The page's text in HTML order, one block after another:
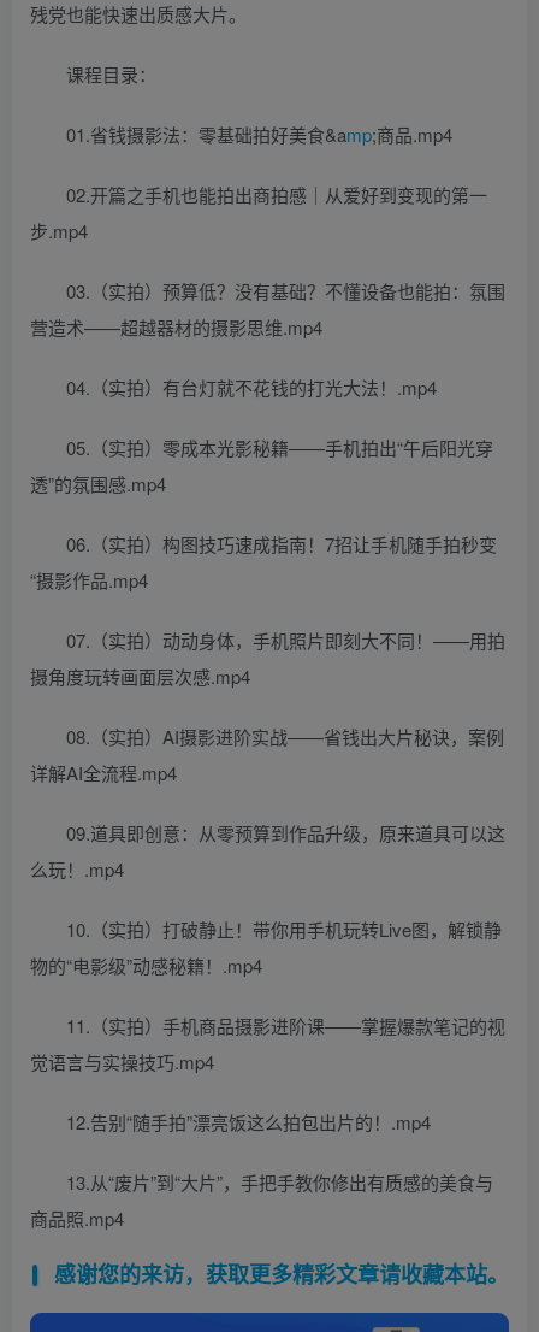
残党也能快速出质感大片。
课程目录：
01.省钱摄影法：零基础拍好美食&amp;商品.mp4
02.开篇之手机也能拍出商拍感｜从爱好到变现的第一
步.mp4
03.（实拍）预算低？没有基础？不懂设备也能拍：氛围
营造术——超越器材的摄影思维.mp4
04.（实拍）有台灯就不花钱的打光大法！.mp4
05.（实拍）零成本光影秘籍——手机拍出“午后阳光穿
透”的氛围感.mp4
06.（实拍）构图技巧速成指南！7招让手机随手拍秒变
“摄影作品.mp4
07.（实拍）动动身体，手机照片即刻大不同！——用拍
摄角度玩转画面层次感.mp4
08.（实拍）AI摄影进阶实战——省钱出大片秘诀，案例
详解AI全流程.mp4
09.道具即创意：从零预算到作品升级，原来道具可以这
么玩！.mp4
10.（实拍）打破静止！带你用手机玩转Live图，解锁静
物的“电影级”动感秘籍！.mp4
11.（实拍）手机商品摄影进阶课——掌握爆款笔记的视
觉语言与实操技巧.mp4
12.告别“随手拍”漂亮饭这么拍包出片的！.mp4
13.从“废片”到“大片”，手把手教你修出有质感的美食与
商品照.mp4
感谢您的来访，获取更多精彩文章请收藏本站。